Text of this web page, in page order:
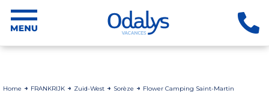
Home FRANKRIJK Zuid-West Sorèze Flower Camping Saint-Martin